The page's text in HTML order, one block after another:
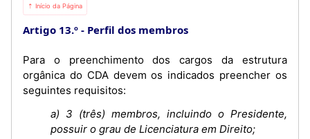
⇡ Início da Página
Artigo 13.º Perfil dos membros
Para o preenchimento dos cargos da estrutura
orgânica do CDA devem os indicados preencher os
seguintes requisitos:
a) 3 (três) membros, incluindo o Presidente,
possuir o grau de Licenciatura em Direito;